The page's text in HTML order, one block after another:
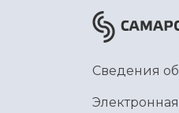
Сведения